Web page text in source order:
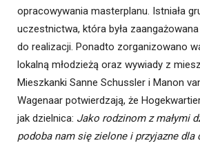
opracowywania masterplanu. Istniała
uczestnictwa, która była
do realizacji. Ponadto zorganizowano
lokalną młodzieżą oraz wywiady z
Mieszkanki Sanne Schussler i Manon
Wagenaar potwierdzają, że
jak dzielnica: Jako rodzinom z małymi
podoba nam się zielone i przyjazne dla